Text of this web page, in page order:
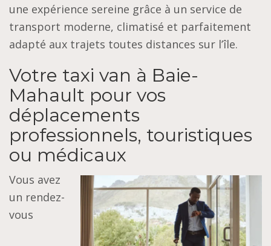
une expérience sereine grâce à un service de
transport moderne, climatisé et parfaitement
adapté aux trajets toutes distances sur l’île.
Votre taxi van à Baie-
Mahault pour vos
déplacements
professionnels, touristiques
ou médicaux
Vous avez
un rendez-
vous